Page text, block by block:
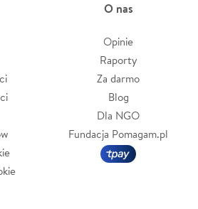
O nas
Opinie
Raporty
Za darmo
Blog
Dla NGO
Fundacja Pomagam.pl